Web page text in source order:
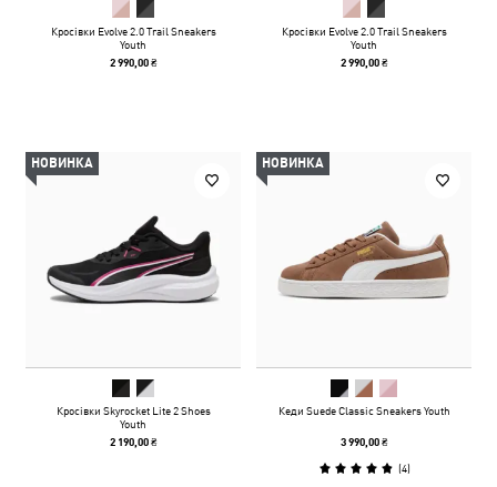
Кросівки Evolve 2.0 Trail Sneakers
Youth
2 990,00 ₴
Кросівки Evolve 2.0 Trail Sneakers
Youth
2 990,00 ₴
НОВИНКА
Кросівки Skyrocket Lite 2 Shoes
Youth
2 190,00 ₴
НОВИНКА
Кеди Suede Classic Sneakers Youth
3 990,00 ₴
(4)